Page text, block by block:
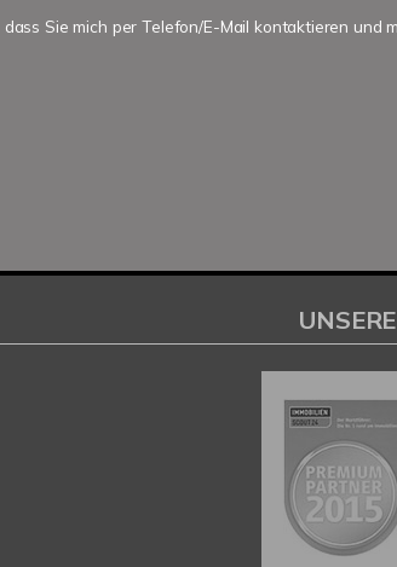
Sie mich per Telefon/E-Mail kontaktieren und